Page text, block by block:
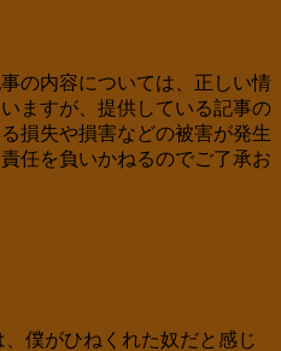
の内容については、正しい情
ますが、提供している記事の
損失や損害などの被害が発生
任を負いかねるのでご了承お
僕がひねくれた奴だと感じ